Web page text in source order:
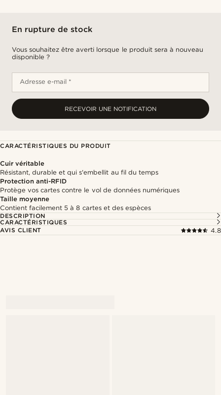
En rupture de stock
Vous souhaitez être averti lorsque le produit sera à nouveau
disponible ?
Adresse e-mail *
RECEVOIR UNE NOTIFICATION
CARACTÉRISTIQUES DU PRODUIT
Cuir véritable
Résistant, durable et qui s'embellit au fil du temps
Protection anti-RFID
Protège vos cartes contre le vol de données numériques
Taille moyenne
Contient facilement 5 à 8 cartes et des espèces
DESCRIPTION
CARACTÉRISTIQUES
AVIS CLIENT
4.8